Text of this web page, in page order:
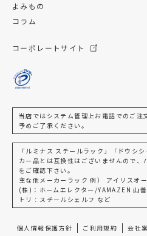
よみもの
コラム
コーポレートサイト
当店ではシステム管理上お電話でのご注
予めご了承ください。
「ルミナス スチールラック」「ドウシ
カー品とは互換性はございませんので、
をご確認下さい。
主な他メーカーラック 例） アイリスオ
(株)：ホームエレクター/YAMAZEN 山
トリ：スチールシェルフ など
個人情報保護方針 ご利用規約 会社